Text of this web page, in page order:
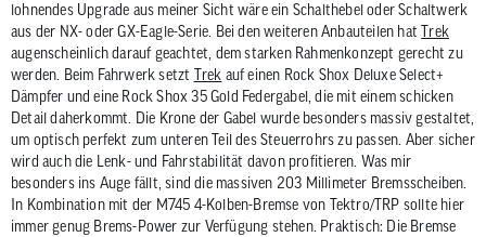
lohnendes Upgrade aus meiner Sicht wäre ein Schalthebel oder Schaltwerk
aus der NX- oder GX-Eagle-Serie. Bei den weiteren Anbauteilen hatTrek
augenscheinlich darauf geachtet, dem starken Rahmenkonzept gerecht zu
werden. Beim Fahrwerk setzt Trek auf einen Rock Shox Deluxe Select+
Dämpfer und eine Rock Shox 35 Gold Federgabel, die mit einem schicken
Detail daherkommt. Die Krone der Gabel wurde besonders massiv gestaltet,
um optisch perfekt zum unteren Teil des Steuerrohrs zu passen. Aber sicher
wird auch die Lenk- und Fahrstabilität davon profitieren. Was mir
besonders ins Auge fällt, sind die massiven 203 Millimeter Bremsscheiben.
In Kombination mit der M745 4-Kolben-Bremse von Tektro/TRP sollte hier
immer genug Brems-Power zur Verfügung stehen. Praktisch: Die Bremse